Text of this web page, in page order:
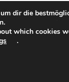
dir die
which cookies
.